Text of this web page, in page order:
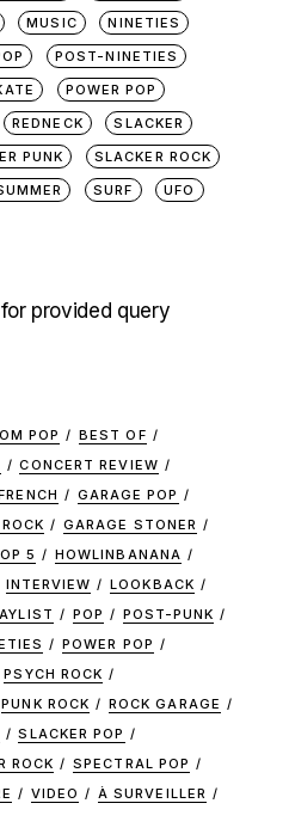
MUSIC
NINETIES
POST-NINETIES
POWER POP
REDNECK
SLACKER
PUNK
SLACKER ROCK
SURF UFO
provided query
POP
BEST OF
CONCERT REVIEW
GARAGE POP
GARAGE STONER
5
HOWLINBANANA
INTERVIEW
LOOKBACK
POP
POST-PUNK
POWER POP
PSYCH ROCK
PUNK ROCK
ROCK GARAGE
SLACKER POP
ROCK
SPECTRAL POP
VIDEO À SURVEILLER